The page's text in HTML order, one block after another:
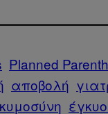
Planned
αποβολή